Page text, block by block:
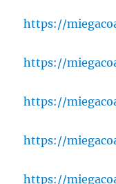
https://
https://
https://
https://
https://